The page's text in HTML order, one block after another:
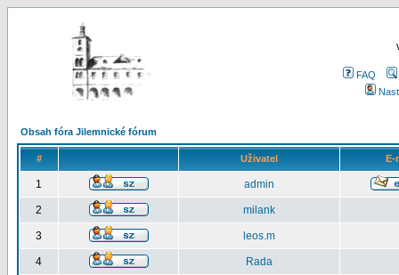
FAQ
Obsah fóra Jilemnické fórum
# Uživatel E-
1 admin
2 milank
3 leos.m
4 Rada